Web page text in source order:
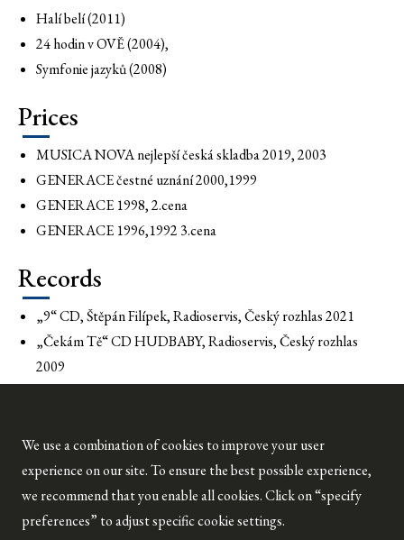
Halí belí (2011)
24 hodin v OVĚ (2004),
Symfonie jazyků (2008)
Prices
MUSICA NOVA nejlepší česká skladba 2019, 2003
GENERACE čestné uznání 2000,1999
GENERACE 1998, 2.cena
GENERACE 1996,1992 3.cena
Records
„9“ CD, Štěpán Filípek, Radioservis, Český rozhlas 2021
„Čekám Tě“ CD HUDBABY, Radioservis, Český rozhlas
2009
https://www.klasikaplus.cz/petra-susko-do-ostravy-se-vzdy-
rada-vracim/
We use a combination of cookies to improve your user
experience on our site. To ensure the best possible experience,
we recommend that you enable all cookies. Click on “specify
preferences” to adjust specific cookie settings.